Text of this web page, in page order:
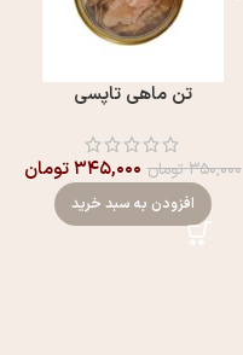
تن ماهی تاپسی
۳۵۰,۰۰۰تومان ۳۴۵,۰۰۰تومان
افزودن به سبد خرید